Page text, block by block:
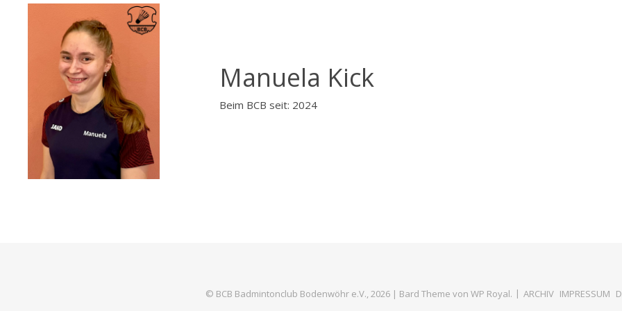
Manuela Kick
Beim BCB seit: 2024
© BCB Badmintonclub Bodenwöhr e.V., 2026 | Bard Theme von WP Royal. ARCHIV IMPRESSUM